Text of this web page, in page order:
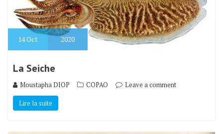
14Oct 2020
La Seiche
Moustapha DIOP COPAO Leave a comment
Lire la suite